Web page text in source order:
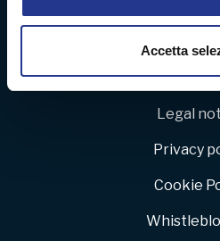
Utilizziamo i cookie per
informazioni sul modo in cui
pubblicità e social media, i
raccolto dal suo utilizzo dei loro
Accetta
Area
Politica della qualità
Legal
Privacy
Cookie